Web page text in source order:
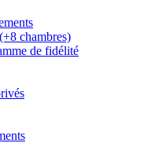
chambres)
de fidélité